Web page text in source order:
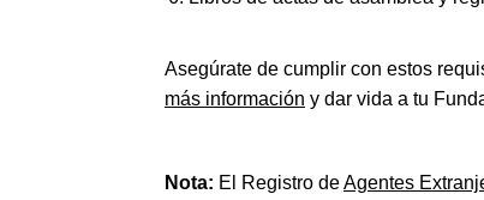
Asegúrate de cumplir con estos
más información y dar vida a tu
Nota: El Registro deAgentes